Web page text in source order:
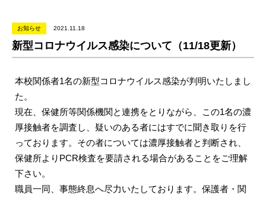
お知らせ 2021.11.18
新型コロナウイルス感染について（11/18更新）
本校関係者1名の新型コロナウイルス感染が判明いたしまし
た。
現在、保健所等関係機関と連携をとりながら、この1名の濃
厚接触者を調査し、疑いのある者にはすでに聞き取りを行
っております。その者については濃厚接触者と判断され、
保健所よりPCR検査を要請される場合があることをご理解
下さい。
職員一同、事態終息へ尽力いたしております。保護者・関